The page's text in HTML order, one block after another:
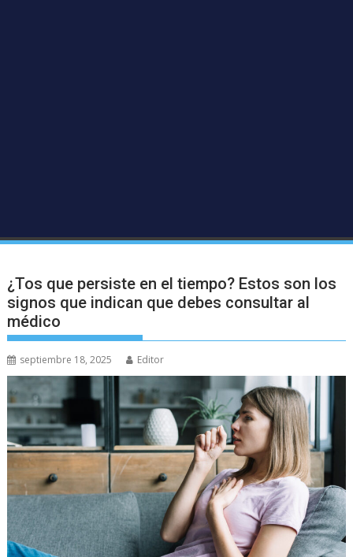
¿Tos que persiste en el tiempo? Estos son los
signos que indican que debes consultar al
médico
septiembre 18, 2025 Editor